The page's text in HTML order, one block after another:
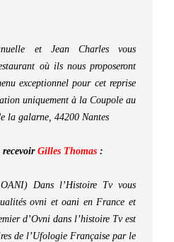
et Jean Charles vous
où ils nous proposeront
exceptionnel pour cet reprise
uniquement à la Coupole au
la galarne, 44200 Nantes
recevoir Gilles Thomas :
Dans l’Histoire Tv vous
ovni et oani en France et
d’Ovni dans l’histoire Tv est
de l’Ufologie Française par le